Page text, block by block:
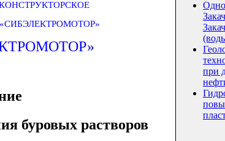
»
буровых растворов
при